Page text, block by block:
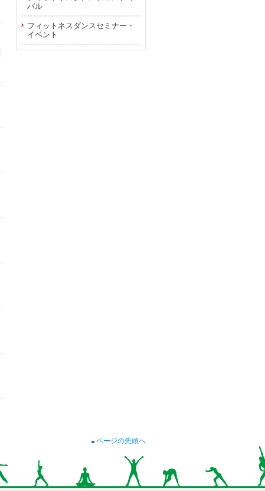
バル
フィットネスダンスセミナー・
イベント
ページの先頭へ